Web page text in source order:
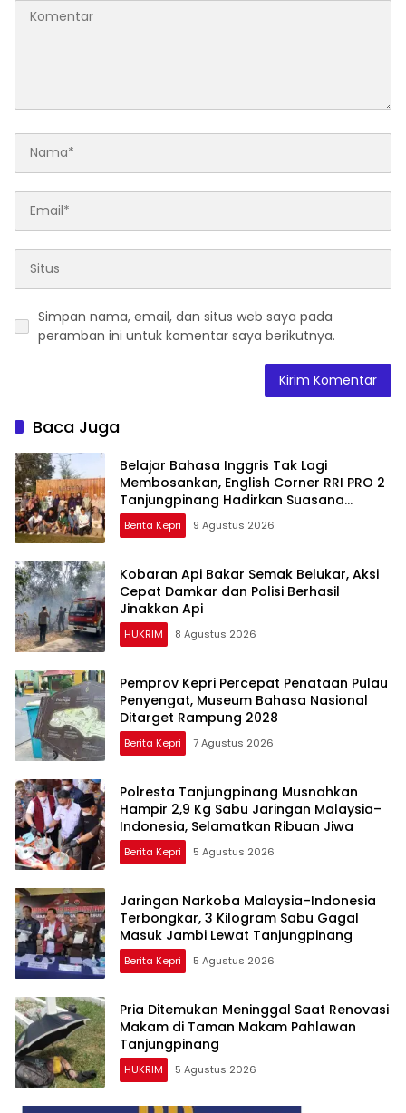
Simpan nama, email, dan situs web saya pada
peramban ini untuk komentar saya berikutnya.
Baca Juga
Belajar Bahasa Inggris Tak Lagi
Membosankan, English Corner RRI PRO 2
Tanjungpinang Hadirkan Suasana
Interaktif
Berita Kepri 9 Agustus 2026
Kobaran Api Bakar Semak Belukar, Aksi
Cepat Damkar dan Polisi Berhasil
Jinakkan Api
HUKRIM 8 Agustus 2026
Pemprov Kepri Percepat Penataan Pulau
Penyengat, Museum Bahasa Nasional
Ditarget Rampung 2028
Berita Kepri 7 Agustus 2026
Polresta Tanjungpinang Musnahkan
Hampir 2,9 Kg Sabu Jaringan Malaysia–
Indonesia, Selamatkan Ribuan Jiwa
Berita Kepri 5 Agustus 2026
Jaringan Narkoba Malaysia–Indonesia
Terbongkar, 3 Kilogram Sabu Gagal
Masuk Jambi Lewat Tanjungpinang
Berita Kepri 5 Agustus 2026
Pria Ditemukan Meninggal Saat Renovasi
Makam di Taman Makam Pahlawan
Tanjungpinang
HUKRIM 5 Agustus 2026